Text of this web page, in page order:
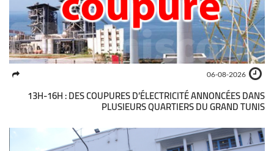
06-08-2026
13H-16H : DES COUPURES D’ÉLECTRICITÉ ANNONCÉES DANS
PLUSIEURS QUARTIERS DU GRAND TUNIS